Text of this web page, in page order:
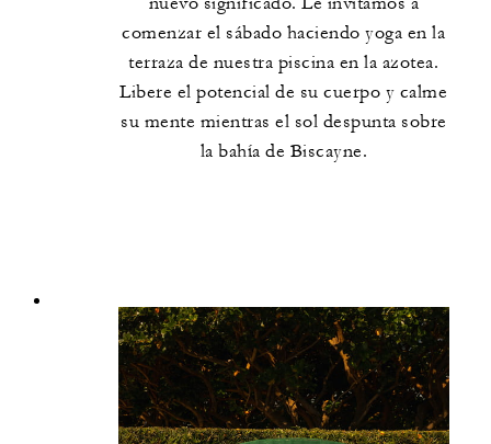
comenzar el sábado haciendo yoga en la
terraza de nuestra piscina en la azotea.
Libere el potencial de su cuerpo y calme
su mente mientras el sol despunta sobre
la bahía de Biscayne.